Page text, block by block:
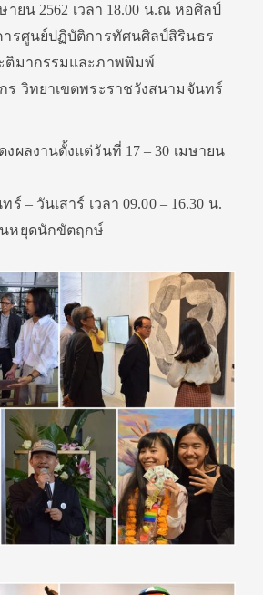
ายน 2562 เวลา 18.00 น.ณ หอศิลป์
รศูนย์ปฏิบัติการทัศนศิลป์สิรินธร
ติมากรรมและภาพพิมพ์
ร วิทยาเขตพระราชวังสนามจันทร์
ผลงานตั้งแต่วันที่ 17 – 30 เมษายน
– วันเสาร์ เวลา 09.00 – 16.30 น.
หยุดนักขัตฤกษ์